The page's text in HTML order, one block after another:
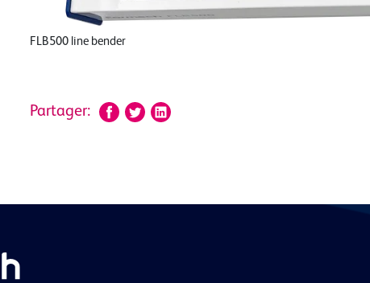
FLB500 line bender
Partager: